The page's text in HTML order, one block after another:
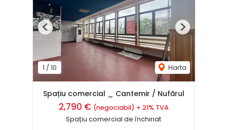
1 /10 Harta
Previous Next
Spațiu comercial _ Cantemir / Nufărul
2,790 € (negociabil) + 21% TVA
Spațiu comercial de închiriat